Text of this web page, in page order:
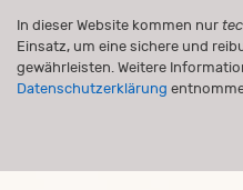
In dieser Website kommen nur
Einsatz, um eine sichere und
gewährleisten. Weitere
Datenschutzerklärung